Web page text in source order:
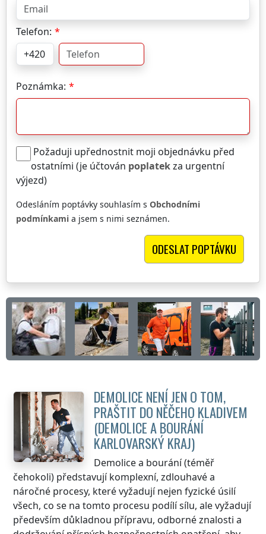
Telefon:
Poznámka:
Požaduji upřednostnit moji objednávku před
ostatními (je účtován poplatekza urgentní
výjezd)
Odesláním poptávky souhlasím s Obchodními
podmínkami a jsem s nimi seznámen.
DEMOLICE NENÍ JEN O TOM,
PRAŠTIT DO NĚČEHO KLADIVEM
(DEMOLICE A BOURÁNÍ
KARLOVARSKÝ KRAJ)
Demolice a bourání (téměř
čehokoli) představují komplexní, zdlouhavé a
náročné procesy, které vyžadují nejen fyzické úsilí
všech, co se na tomto procesu podílí sílu, ale vyžadují
především důkladnou přípravu, odborné znalosti a